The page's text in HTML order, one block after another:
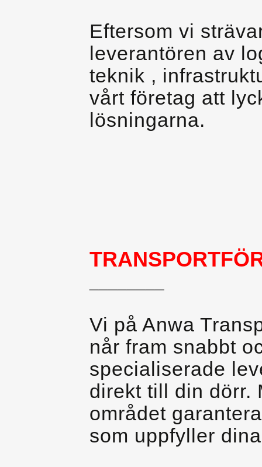
Eftersom vi
leverantören av
teknik ,
vårt företag att
lösningarna.
Vi på Anwa
når fram snabbt
specialiserade
direkt till din dörr.
området
som uppfyller